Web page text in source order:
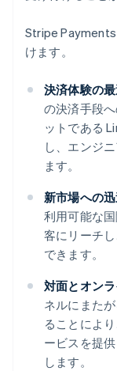
Stripe
けます。
決済体験の
の決済手段
ットである
し、エンジ
ます。
新市場への
利用可能な
客にリーチ
できます。
対面とオン
ネルにまた
ることによ
ービスを提
します。